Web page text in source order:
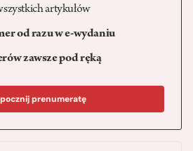
artykułów
od razu w e-wydaniu
zawsze pod ręką
prenumeratę